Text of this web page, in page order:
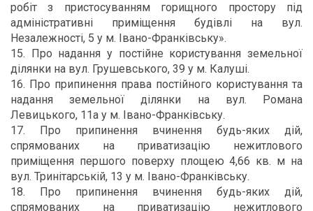
робіт з пристосуванням горищного простору під
адміністративні приміщення будівлі на вул.
Незалежності, 5 у м. Івано-Франківську».
15. Про надання у постійне користування земельної
ділянки на вул. Грушевського, 39 у м. Калуші.
16. Про припинення права постійного користування та
надання земельної ділянки на вул. Романа
Левицького, 11а у м. Івано-Франківську.
17. Про припинення вчинення будь-яких дій,
спрямованих на приватизацію нежитлового
приміщення першого поверху площею 4,66 кв. м на
вул. Тринітарській, 13 у м. Івано-Франківську.
18. Про припинення вчинення будь-яких дій,
спрямованих на приватизацію нежитлового